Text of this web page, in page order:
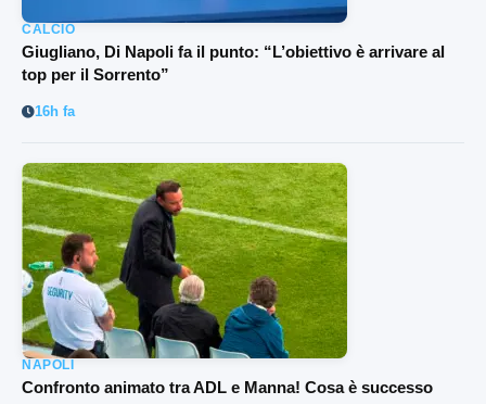
CALCIO
Giugliano, Di Napoli fa il punto: “L’obiettivo è arrivare al
top per il Sorrento”
16h fa
NAPOLI
Confronto animato tra ADL e Manna! Cosa è successo